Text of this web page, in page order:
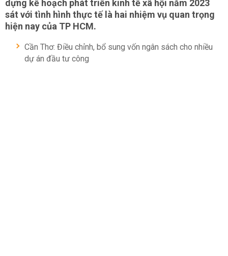
dựng kế hoạch phát triển kinh tế xã hội năm 2023
sát với tình hình thực tế là hai nhiệm vụ quan trọng
hiện nay của TP HCM.
Cần Thơ: Điều chỉnh, bổ sung vốn ngân sách cho nhiều
dự án đầu tư công